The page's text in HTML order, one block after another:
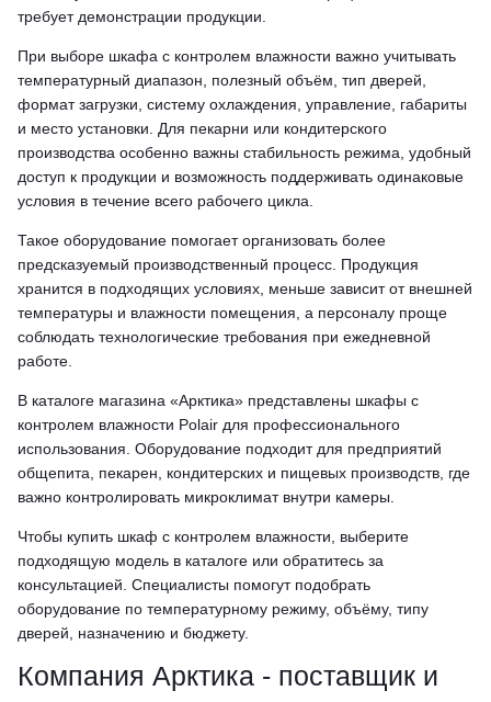
требует демонстрации продукции.
При выборе шкафа с контролем влажности важно учитывать
температурный диапазон, полезный объём, тип дверей,
формат загрузки, систему охлаждения, управление, габариты
и место установки. Для пекарни или кондитерского
производства особенно важны стабильность режима, удобный
доступ к продукции и возможность поддерживать одинаковые
условия в течение всего рабочего цикла.
Такое оборудование помогает организовать более
предсказуемый производственный процесс. Продукция
хранится в подходящих условиях, меньше зависит от внешней
температуры и влажности помещения, а персоналу проще
соблюдать технологические требования при ежедневной
работе.
В каталоге магазина «Арктика» представлены шкафы с
контролем влажности Polair для профессионального
использования. Оборудование подходит для предприятий
общепита, пекарен, кондитерских и пищевых производств, где
важно контролировать микроклимат внутри камеры.
Чтобы купить шкаф с контролем влажности, выберите
подходящую модель в каталоге или обратитесь за
консультацией. Специалисты помогут подобрать
оборудование по температурному режиму, объёму, типу
дверей, назначению и бюджету.
Компания Арктика - поставщик и